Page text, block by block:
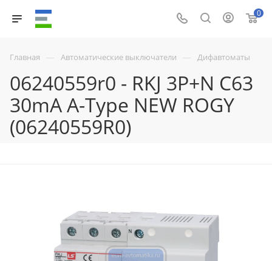
0
Главная — Автоматические выключатели — Дифавтоматы
06240559r0 - RKJ 3P+N C63
30mA A-Type NEW ROGY
(06240559R0)